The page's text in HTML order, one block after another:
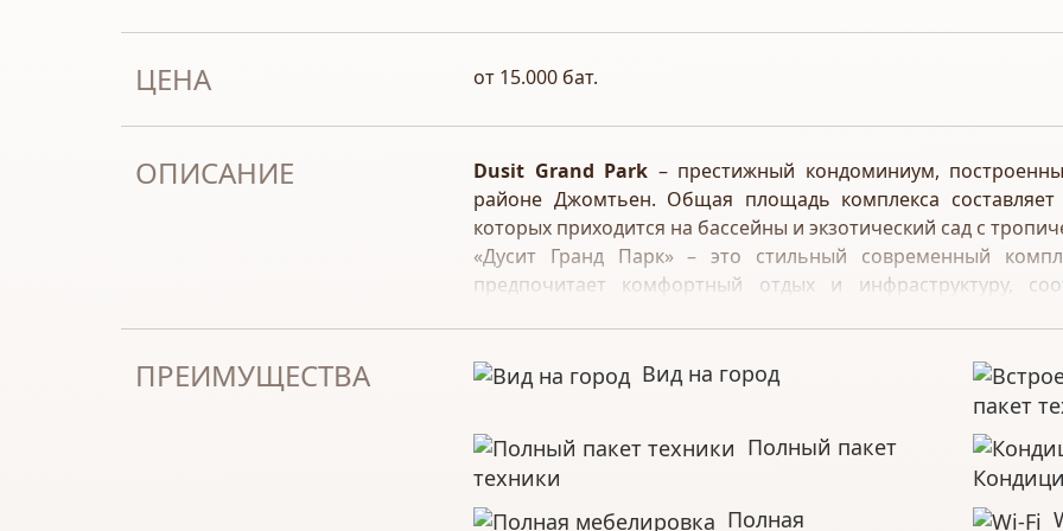
ЦЕНА от 15.000 бат.
ОПИСАНИЕ Dusit Grand Park – престижный кондоминиум,
районе Джомтьен. Общая площадь комплекса
которых приходится на бассейны и экзотический сад с
«Дусит Гранд Парк» – это стильный современный
предпочитает комфортный отдых и инфраструктуру,
Dusit Grand Park находится в престижном районе
наиболее комфортный отдых и проживание в комплексе.
При желании, чтобы добраться до определенной точки,
трансфер, предоставляемые на территории комплекса,
ПРЕИМУЩЕСТВА Вид на город
пакет
Полный пакет
техники
Полная